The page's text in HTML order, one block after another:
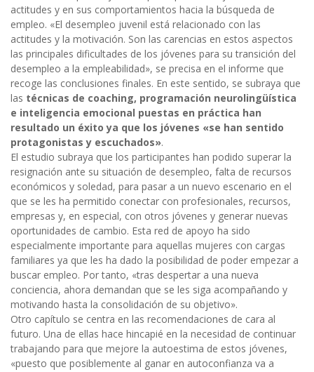
actitudes y en sus comportamientos hacia la búsqueda de
empleo. «El desempleo juvenil está relacionado con las
actitudes y la motivación. Son las carencias en estos aspectos
las principales dificultades de los jóvenes para su transición del
desempleo a la empleabilidad», se precisa en el informe que
recoge las conclusiones finales. En este sentido, se subraya que
las técnicas de coaching, programación neurolingüística
e inteligencia emocional puestas en práctica han
resultado un éxito ya que los jóvenes «se han sentido
protagonistas y escuchados».
El estudio subraya que los participantes han podido superar la
resignación ante su situación de desempleo, falta de recursos
económicos y soledad, para pasar a un nuevo escenario en el
que se les ha permitido conectar con profesionales, recursos,
empresas y, en especial, con otros jóvenes y generar nuevas
oportunidades de cambio. Esta red de apoyo ha sido
especialmente importante para aquellas mujeres con cargas
familiares ya que les ha dado la posibilidad de poder empezar a
buscar empleo. Por tanto, «tras despertar a una nueva
conciencia, ahora demandan que se les siga acompañando y
motivando hasta la consolidación de su objetivo».
Otro capítulo se centra en las recomendaciones de cara al
futuro. Una de ellas hace hincapié en la necesidad de continuar
trabajando para que mejore la autoestima de estos jóvenes,
«puesto que posiblemente al ganar en autoconfianza va a